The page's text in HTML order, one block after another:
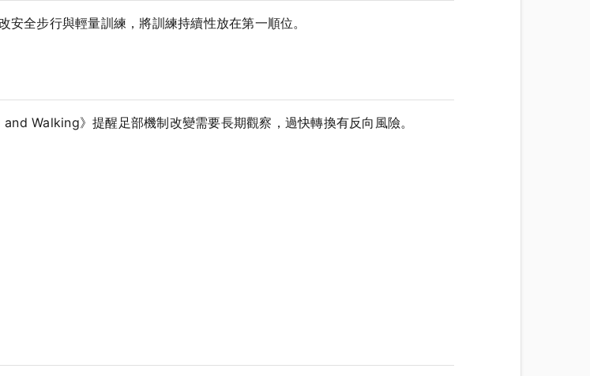
全步行與輕量訓練，將訓練持續性放在第一順位。
Walking》提醒足部機制改變需要長期觀察，過快轉換有反向風險。